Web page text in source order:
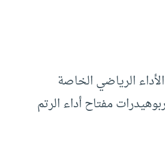
الرياضي الخاصة
مفتاح أداء الرتم